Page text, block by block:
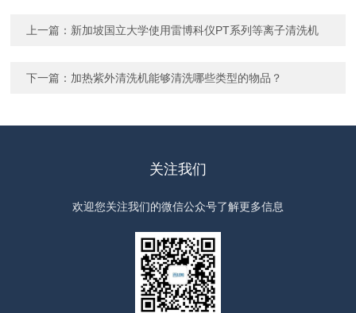
上一篇： 新加坡国立大学使用雷博科仪PT系列等离子清洗机
下一篇： 加热紫外清洗机能够清洗哪些类型的物品？
关注我们
欢迎您关注我们的微信公众号了解更多信息